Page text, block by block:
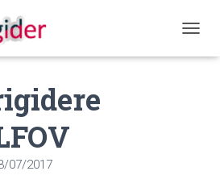
07/2017